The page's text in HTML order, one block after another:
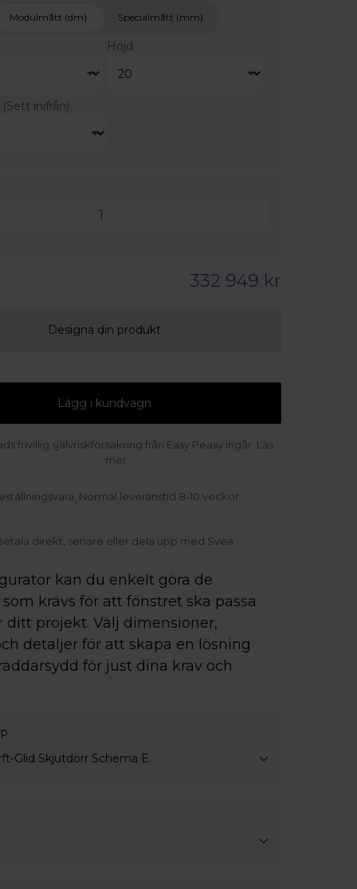
Modulmått (dm) Specialmått (mm)
Höjd
(Sett inifrån)
332 949 kr
Designa din produkt
Lägg i kundvagn
frivillig självriskförsäkring från Easy Peasy ingår. Läs
mer
Normal leveranstid 8-10 veckor.
eller dela upp med Svea.
kan du enkelt göra de
krävs för att fönstret ska passa
ditt projekt. Välj dimensioner,
detaljer för att skapa en lösning
för just dina krav och
Glid Skjutdörr Schema E